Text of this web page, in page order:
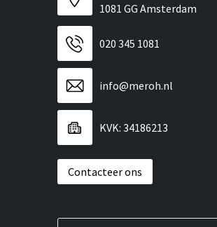
1081 GG Amsterdam
020 345 1081
info@meroh.nl
KVK: 34186213
Contacteer ons